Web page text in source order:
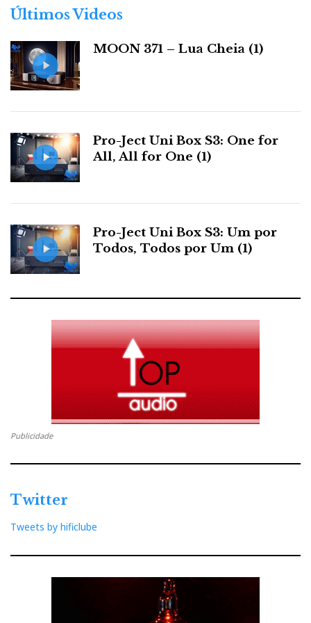
Naim Statement, provavelmente um dos melhores
nunca se ouviu antes.
Naim ND5-Xs: leitor de rede de entrada para dar cartas no
streaming: UPnP streaming, AirPlay, Chromecast,
Bluetooth aptX HD, Spotify, Connect, Tidal - e ainda Roon!
r
s
Últimos Videos
MOON 371 – Lua Cheia (1)
Pro-Ject Uni Box S3: One for
All, All for One (1)
Pro-Ject Uni Box S3: Um por
Todos, Todos por Um (1)
Publicidade
Twitter
Tweets by hificlube